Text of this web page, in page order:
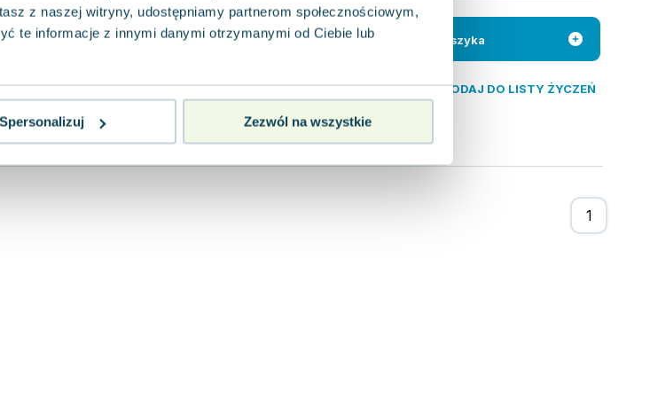
z naszej witryny, udostępniamy partnerom społecznościowym,
te informacje z innymi danymi otrzymanymi od Ciebie lub
Spersonalizuj Zezwól na wszystkie
armia Bizancjum prowadzi kampanię mającą na celu
Sycylii, aktualnie kontrolowanej przez Arabów.
11.08
Do koszyka
DODAJ DO LISTY ŻYCZEŃ